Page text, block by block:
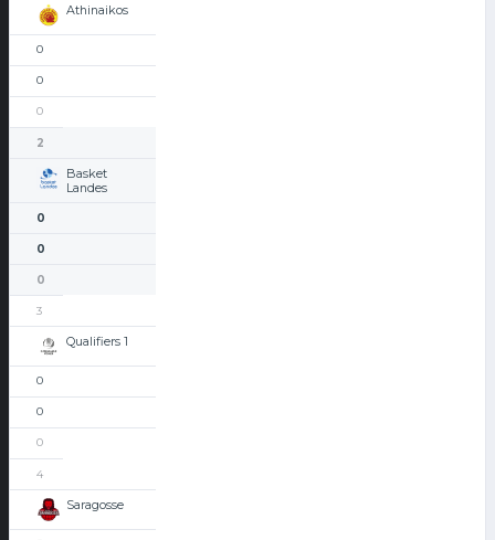
Athinaikos
0
0
0
2
Basket
Landes
0
0
0
3
Qualifiers 1
0
0
0
4
Saragosse